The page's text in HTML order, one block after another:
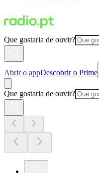
Que gostaria de ouvir?
Abrir o appDescobrir o Prime
Que gostaria de ouvir?